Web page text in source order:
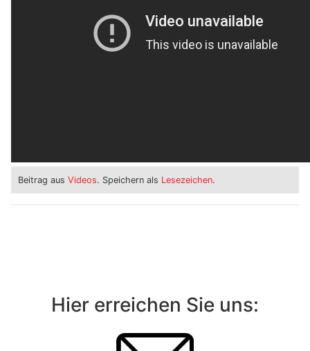
Beitrag ausVideos. Speichern als Lesezeichen.
Hier erreichen Sie uns: